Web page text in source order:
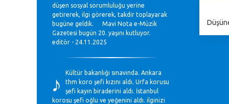
düşen sosyal sorumluluğu yerine
getirerek, ilgi görerek, takdir toplayarak
bugüne geldik. Mavi Nota e-Müzik
Gazetesi bugün 20. yaşını kutluyor.
editör - 24.11.2025
♪
Kültür bakanlığı sınavında. Ankara
thm koro şefi kızını aldı. Urfa korusu
şefi kayın biraderini aldı. İstanbul
korosu şefi oğlu ve yeğenini aldı. ilginizi